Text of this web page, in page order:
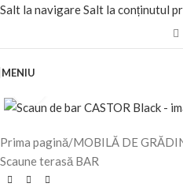
Salt la navigareSalt la conținutul
MENIU
Prima pagină/MOBILĂ DE
Scaune terasă BAR